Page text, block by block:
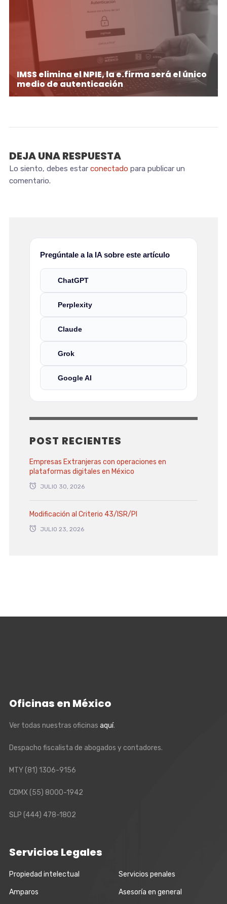
IMSS elimina el NPIE, la e.firma será el único
medio de autenticación
DEJA UNA RESPUESTA
Lo siento, debes estar conectado para publicar un
comentario.
Pregúntale a la IA sobre este artículo
ChatGPT
Perplexity
Claude
Grok
Google AI
POST RECIENTES
Empresas Extranjeras con operaciones en
plataformas digitales en México
JULIO 30, 2026
Modificación al Criterio 43/ISR/PI
JULIO 23, 2026
Oficinas en México
Ver todas nuestras oficinas aquí.
Despacho fiscalista de abogados y contadores.
MTY(81) 1306-9156
CDMX(55) 8000-1942
SLP (444) 478-1802
Servicios Legales
Propiedad intelectual Servicios penales
Amparos Asesoría en general